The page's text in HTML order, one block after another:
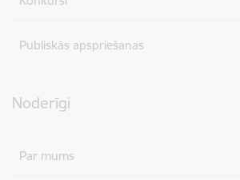
Publiskās apspriešanas
Noderīgi
Par mums